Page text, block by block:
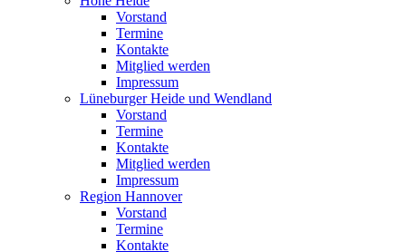
Vorstand
Termine
Kontakte
Mitglied werden
Impressum
Lüneburger Heide und Wendland
Vorstand
Termine
Kontakte
Mitglied werden
Impressum
Region Hannover
Vorstand
Termine
Kontakte